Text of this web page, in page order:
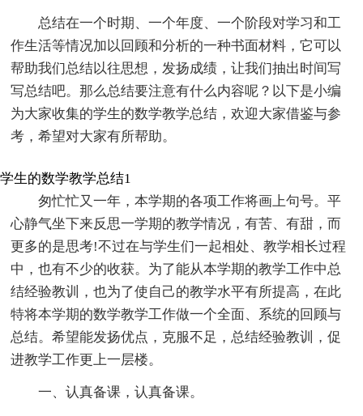
总结在一个时期、一个年度、一个阶段对学习和工
作生活等情况加以回顾和分析的一种书面材料，它可以
帮助我们总结以往思想，发扬成绩，让我们抽出时间写
写总结吧。那么总结要注意有什么内容呢？以下是小编
为大家收集的学生的数学教学总结，欢迎大家借鉴与参
考，希望对大家有所帮助。
学生的数学教学总结1
匆忙忙又一年，本学期的各项工作将画上句号。平
心静气坐下来反思一学期的教学情况，有苦、有甜，而
更多的是思考!不过在与学生们一起相处、教学相长过程
中，也有不少的收获。为了能从本学期的教学工作中总
结经验教训，也为了使自己的教学水平有所提高，在此
特将本学期的数学教学工作做一个全面、系统的回顾与
总结。希望能发扬优点，克服不足，总结经验教训，促
进教学工作更上一层楼。
一、认真备课，认真备课。